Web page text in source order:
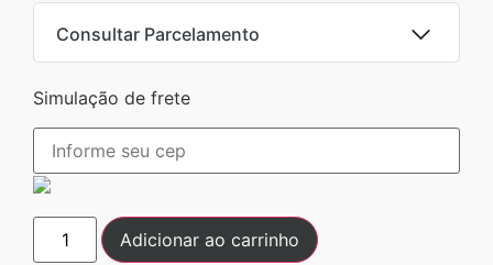
Consultar Parcelamento
Dinheiro ou PIX
Pix:R$7.490,86
Cartões de crédito:
Simulação de frete
Adicionar ao carrinho